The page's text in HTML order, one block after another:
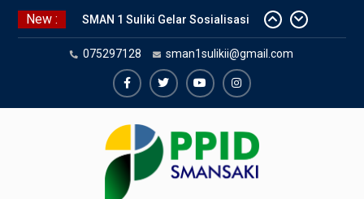
Skip
New :
SMAN 1 Suliki Gelar Sosialisasi
Keselamatan Berlalu Lintas
Bersama Dinas Perhubungan
Lima Puluh Kota
SNBP 2024 – Rekapitulasi
Suliki Tembus PTN
Sosialisasi Narkoba bersama
Kasat Reserve Narkoba Polres 50
075297128 sman1sulikii@gmail.com
FacebookTwiterYoutubeInstagram